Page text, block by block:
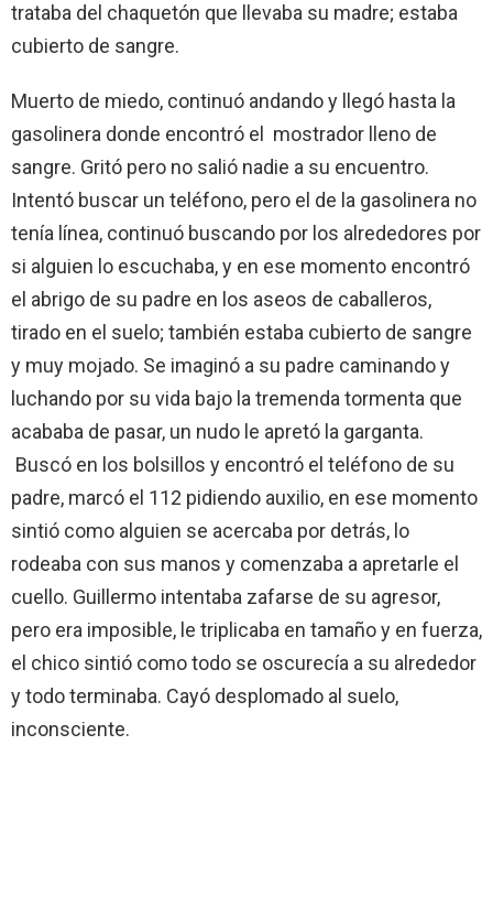
trataba del chaquetón que llevaba su madre; estaba
cubierto de sangre.
Muerto de miedo, continuó andando y llegó hasta la
gasolinera donde encontró el mostrador lleno de
sangre. Gritó pero no salió nadie a su encuentro.
Intentó buscar un teléfono, pero el de la gasolinera no
tenía línea, continuó buscando por los alrededores por
si alguien lo escuchaba, y en ese momento encontró
el abrigo de su padre en los aseos de caballeros,
tirado en el suelo; también estaba cubierto de sangre
y muy mojado. Se imaginó a su padre caminando y
luchando por su vida bajo la tremenda tormenta que
acababa de pasar, un nudo le apretó la garganta.
Buscó en los bolsillos y encontró el teléfono de su
padre, marcó el 112 pidiendo auxilio, en ese momento
sintió como alguien se acercaba por detrás, lo
rodeaba con sus manos y comenzaba a apretarle el
cuello. Guillermo intentaba zafarse de su agresor,
pero era imposible, le triplicaba en tamaño y en fuerza,
el chico sintió como todo se oscurecía a su alrededor
y todo terminaba. Cayó desplomado al suelo,
inconsciente.